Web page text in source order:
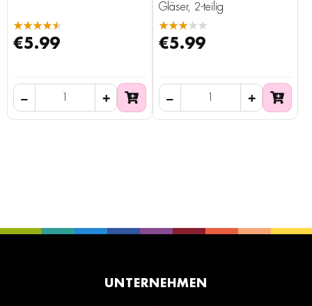
★★★★★
€5.99
Gläser, 2-teilig
★★★★★
€5.99
UNTERNEHMEN